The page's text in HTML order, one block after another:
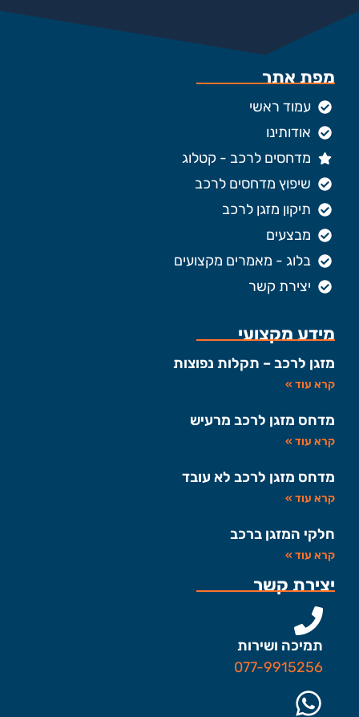
מפת אתר
עמוד ראשי
אודותינו
מדחסים לרכב - קטלוג
שיפוץ מדחסים לרכב
תיקון מזגן לרכב
מבצעים
בלוג - מאמרים מקצועים
יצירת קשר
מידע מקצועי
מזגן לרכב – תקלות נפוצות
קרא עוד »
מדחס מזגן לרכב מרעיש
קרא עוד »
מדחס מזגן לרכב לא עובד
קרא עוד »
חלקי המזגן ברכב
קרא עוד »
יצירת קשר
תמיכה ושירות
077-9915256